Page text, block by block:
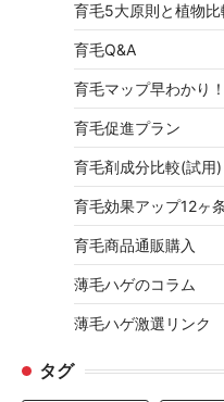
育毛5大原則と植物比
育毛Q&A
育毛マップ早わかり！
育毛促進プラン
育毛剤成分比較(試用)
育毛効果アップ12ヶ
育毛商品通販購入
薄毛ハゲのコラム
薄毛ハゲ激選リンク
タグ